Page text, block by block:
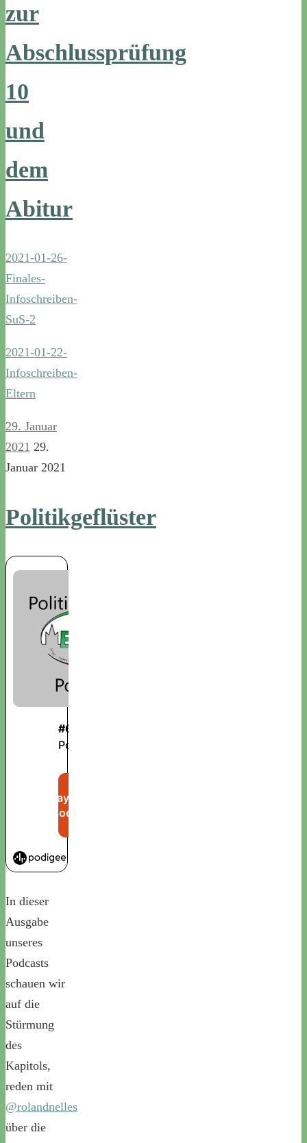
zur
Abschlussprüfung
10
und
dem
Abitur
2021-01-26-
Finales-
Infoschreiben-
SuS-2
2021-01-22-
Infoschreiben-
Eltern
29. Januar
2021 29.
Januar 2021
Politikgeflüster
In dieser
Ausgabe
unseres
Podcasts
schauen wir
auf die
Stürmung
des
Kapitols,
reden mit
@rolandnelles
über die